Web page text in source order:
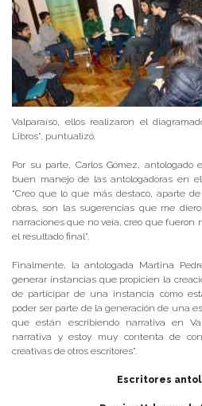
Valparaíso, ellos realizaron el
Libros”, puntualizó.
Por su parte, Carlos Gómez, antologado
buen manejo de las antologadoras en
“Creo que lo que más destaco, aparte
obras, son las sugerencias que me
narraciones que no veía, creo que fueron
el resultado final”.
Finalmente, la antologada Martina
generar instancias que propicien la
de participar de una instancia como
poder ser parte de la generación de una
que están escribiendo narrativa en
narrativa y estoy muy contenta de
creativas de otros escritores”.
Escritores